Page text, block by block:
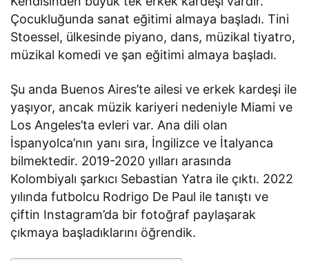
Çocukluğunda sanat eğitimi almaya başladı. Tini
Stoessel, ülkesinde piyano, dans, müzikal tiyatro,
müzikal komedi ve şan eğitimi almaya başladı.
Şu anda Buenos Aires’te ailesi ve erkek kardeşi ile
yaşıyor, ancak müzik kariyeri nedeniyle Miami ve
Los Angeles’ta evleri var. Ana dili olan
İspanyolca’nın yanı sıra, İngilizce ve İtalyanca
bilmektedir. 2019-2020 yılları arasında
Kolombiyalı şarkıcı Sebastian Yatra ile çıktı. 2022
yılında futbolcu Rodrigo De Paul ile tanıştı ve
çiftin Instagram’da bir fotoğraf paylaşarak
çıkmaya başladıklarını öğrendik.